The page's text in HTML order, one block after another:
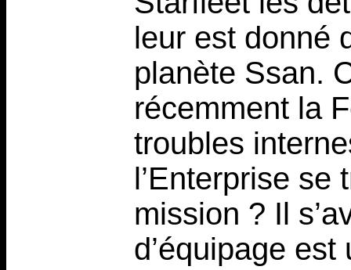
leur est donné
planète Ssan.
récemment la
troubles
l’Enterprise se
mission ? Il
d’équipage